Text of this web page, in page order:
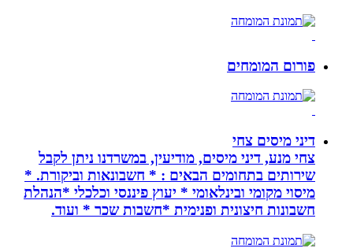
פורום המומחים
דיני מיסים צחי
צחי מנע, דיני מיסים, מודיעין, במשרדנו ניתן לקבל
שירותים בתחומים הבאים : * חשבונאות וביקורת. *
מיסוי מקומי ובינלאומי * יעוץ פיננסי וכלכלי *הנהלת
חשבונות חיצונית ופנימית *חשבות שכר * ועוד.